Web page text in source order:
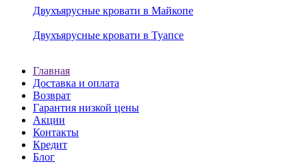
Двухъярусные кровати в Майкопе
Двухъярусные кровати в Туапсе
Главная
Доставка и оплата
Возврат
Гарантия низкой цены
Акции
Контакты
Кредит
Блог